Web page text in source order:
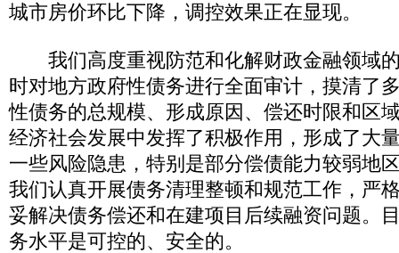
城市房价环比下降，调控效果正在显现。
我们高度重视防范和化解财政金融领域
时对地方政府性债务进行全面审计，摸清了
性债务的总规模、形成原因、偿还时限和区
经济社会发展中发挥了积极作用，形成了大
一些风险隐患，特别是部分偿债能力较弱地
我们认真开展债务清理整顿和规范工作，严
妥解决债务偿还和在建项目后续融资问题。
务水平是可控的、安全的。